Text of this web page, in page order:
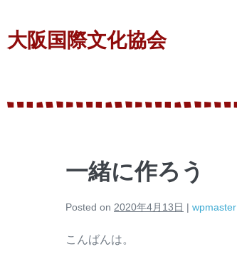
大阪国際文化協会
一緒に作ろう
Posted on 2020年4月13日 | wpmaster
こんばんは。